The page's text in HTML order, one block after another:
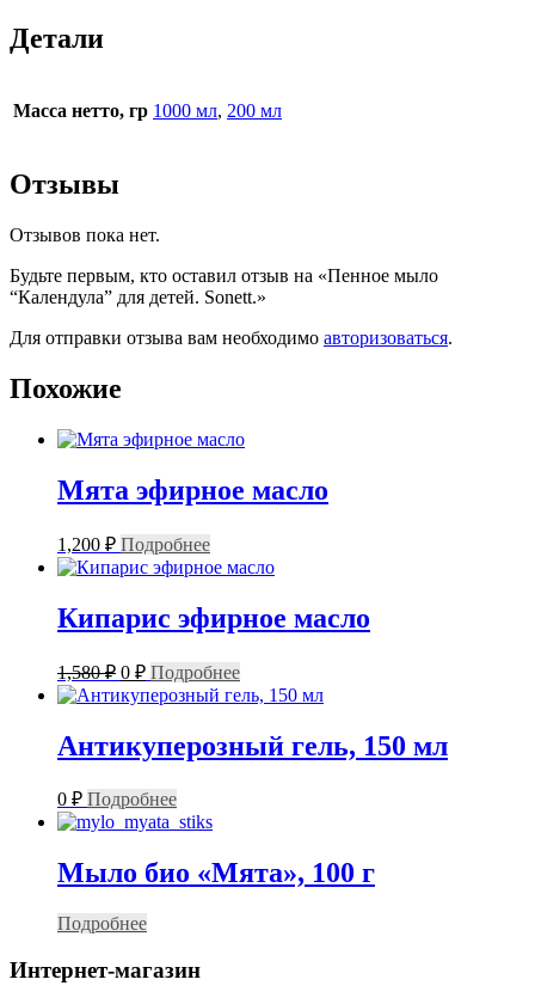
Детали
Масса нетто, гр 1000 мл, 200 мл
Отзывы
Отзывов пока нет.
Будьте первым, кто оставил отзыв на «Пенное мыло
“Календула” для детей. Sonett.»
Для отправки отзыва вам необходимо авторизоваться.
Похожие
Мята эфирное масло
1,200 ₽ Подробнее
Кипарис эфирное масло
1,580₽ Первоначальная
цена
составляла
0 ₽Текущая
цена:
Подробнее
Антикуперозный гель, 150 мл
0 ₽ Подробнее
Мыло био «Мята», 100 г
Подробнее
Интернет-магазин